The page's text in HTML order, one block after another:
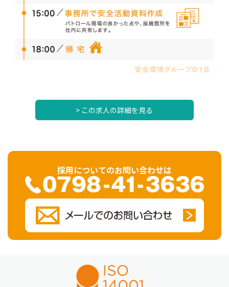
> この求人の詳細を見る
採用についてのお問い合わせは